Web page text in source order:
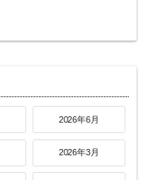
2026年6月
2026年3月